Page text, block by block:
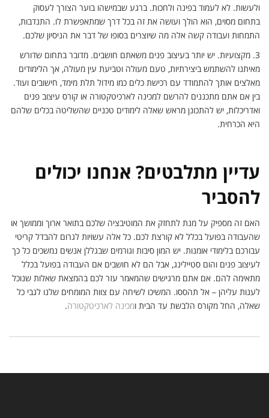
ולעשות. לא לעמוד בפינה ולחכות. ברגע שבמישהו בוער הצורך לעסוק
בתחום מסוים, הוא הולך ועושה את זה בכל דרך שמתאפשרת לו. התנדבות,
התמחות ועבודה קשה אלה מה שיוצרים בסופו של דבר את הניסיון שלכם.
3. מקצועיות. יש יותר בעיצוב פנים משאתם חושבים. מדובר בתחום שדורש
מאיתנו להשתמש ביצירתיות, טעם מעולה וטביעת עין מעולה, אך הלימודים
מאלצים אותך להתמודד עם רכישת כלים כמו מידול תלת מימד, חישובים ועוד.
בין אם אתם מתכננים להרשם למכינה לארכיטקטורה או קורס עיצוב פנים
ואדריכלות, יש להתכונן מראש שאלה לימודים טכניים שהשליטה בכלים שלהם
היא הכרחית.
עדיין מתלבטים? אנחנו יכולים
להסביר
האם זה מספיק על מנת לתחזק את המוטיבציה שלכם בתואר ארוך וממושך או
שהעבודה בפועל בכלל לא קורצת לכם. כל אלה עשויות לגרום להבדל קריטי
עבורכם בלימודי אומנות. יש המון סיבות וגורמים שבגללן אנשים נמשכים כל כך
לעיצוב פנים והום סטיילינג, אבל הם לא חושבים אם העבודה בפועל בכלל
מתאימה להם. אם אתם מרגישים שהמאמר עזר לכם בהמצאת שאלות שנוכל
לענות עליהן – אל תהססו. המשיכו לשיחה עם צוות המומחים שלנו לגבי כל
שאלה, החל מקורס הלבשת עד הבית ומכינה לארכיטקטורה.